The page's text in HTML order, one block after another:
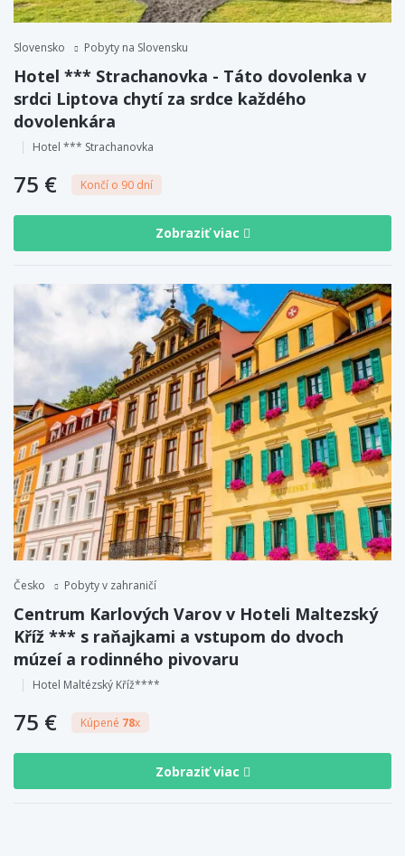
Slovensko Pobyty na Slovensku
Hotel *** Strachanovka - Táto dovolenka v
srdci Liptova chytí za srdce každého
dovolenkára
Hotel *** Strachanovka
75 € Končí o 90 dní
Zobraziť viac
Česko Pobyty v zahraničí
Centrum Karlových Varov v Hoteli Maltezský
Kříž *** s raňajkami a vstupom do dvoch
múzeí a rodinného pivovaru
Hotel Maltézský Kříž****
75 € Kúpené 78x
Zobraziť viac